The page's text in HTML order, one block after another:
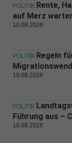
POLITIK Rente,
auf Merz
10.08.2026
POLITIK Regeln
10.08.2026
POLITIK
Führung aus –
10.08.2026